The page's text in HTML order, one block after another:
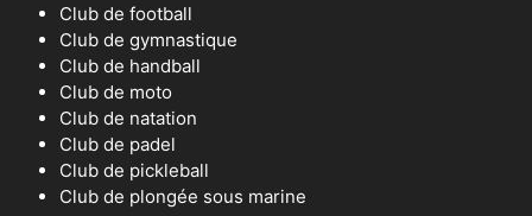
Club de football
Club de gymnastique
Club de handball
Club de moto
Club de natation
Club de padel
Club de pickleball
Club de plongée sous marine